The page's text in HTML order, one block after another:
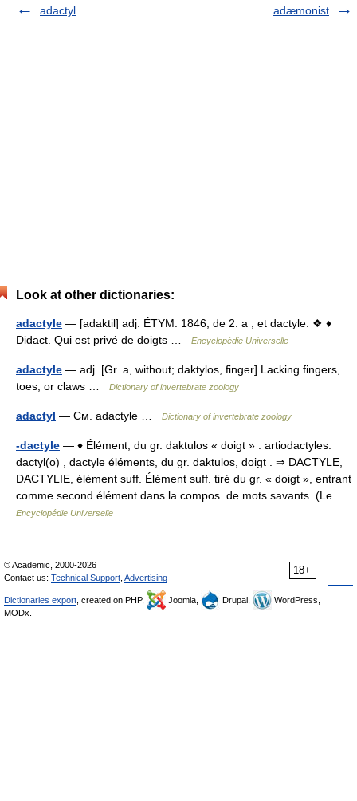
adactyl
adæmonist
Look at other dictionaries:
adactyle — [adaktil] adj. ÉTYM. 1846; de 2. a , et dactyle. ❖ ♦
Didact. Qui est privé de doigts …
Encyclopédie Universelle
adactyle — adj. [Gr. a, without; daktylos, finger] Lacking fingers,
toes, or claws …
Dictionary of invertebrate zoology
adactyl — См. adactyle … Dictionary of invertebrate zoology
-dactyle — ♦ Élément, du gr. daktulos « doigt » : artiodactyles.
dactyl(o) , dactyle éléments, du gr. daktulos, doigt . ⇒ DACTYLE,
DACTYLIE, élément suff. Élément suff. tiré du gr. « doigt », entrant
comme second élément dans la compos. de mots savants. (Le …
Encyclopédie Universelle
18+
© Academic, 2000-2026
Contact us: Technical Support Advertising
Dictionaries export , created on PHP, Joomla, Drupal,
WordPress,
MODx.